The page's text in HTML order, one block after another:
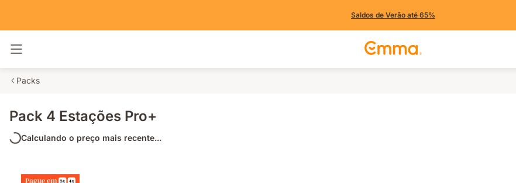
Saldos de Verão até 65%
Packs
Pack 4 Estações Pro+
Calculando o preço mais recente...